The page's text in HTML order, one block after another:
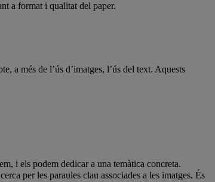
a format i qualitat del paper.
a més de l’ús d’imatges, l’ús del text. Aquests
i els podem dedicar a una temàtica concreta.
per les paraules clau associades a les imatges. És